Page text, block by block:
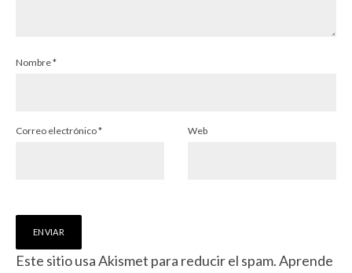
Nombre*
Correo electrónico* Web
Este sitio usa Akismet para reducir el spam.Aprende